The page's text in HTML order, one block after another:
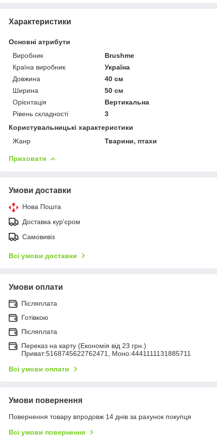
Характеристики
Основні атрибути
Виробник
Brushme
Країна виробник
Україна
Довжина
40 см
Ширина
50 см
Орієнтація
Вертикальна
Рівень складності
3
Користувальницькі характеристики
Жанр
Тварини, птахи
Приховати
Умови доставки
Нова Пошта
Доставка кур'єром
Самовивіз
Всі умови доставки
Умови оплати
Післяплата
Готівкою
Післяплата
Переказ на карту (Економія від 23 грн.)
Приват:5168745622762471, Моно:4441111131885711
Всі умови оплати
Умови повернення
Повернення товару впродовж 14 днів за рахунок покупця
Всі умови повернення